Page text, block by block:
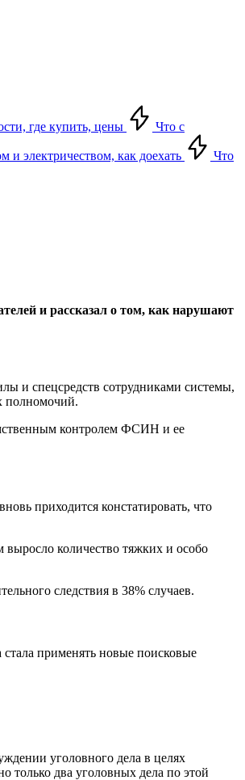
где купить, цены Что с
и электричеством, как доехать
Что
и рассказал о том, как нарушают
и спецсредств сотрудниками системы,
полномочий.
контролем ФСИН и ее
приходится констатировать, что
выросло количество тяжких и особо
следствия в 38% случаев.
стала применять новые поисковые
уголовного дела в целях
только два уголовных дела по этой